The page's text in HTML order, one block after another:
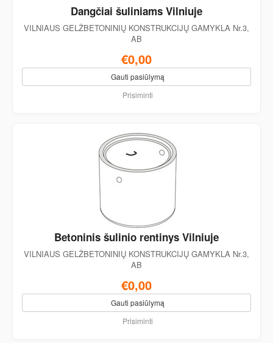
Dangčiai šuliniams Vilniuje
VILNIAUS GELŽBETONINIŲ KONSTRUKCIJŲ GAMYKLA Nr.3,
AB
€0,00
Gauti pasiūlymą
Prisiminti
Betoninis šulinio rentinys Vilniuje
VILNIAUS GELŽBETONINIŲ KONSTRUKCIJŲ GAMYKLA Nr.3,
AB
€0,00
Gauti pasiūlymą
Prisiminti